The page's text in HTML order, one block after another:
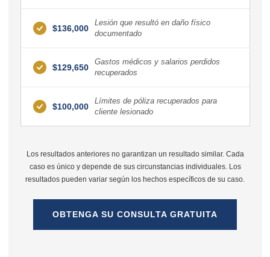
$136,000
Lesión que resultó en daño físico
documentado
$129,650
Gastos médicos y salarios perdidos
recuperados
$100,000
Límites de póliza recuperados para
cliente lesionado
Los resultados anteriores no garantizan un resultado similar. Cada
caso es único y depende de sus circunstancias individuales. Los
resultados pueden variar según los hechos específicos de su caso.
OBTENGA SU CONSULTA GRATUITA